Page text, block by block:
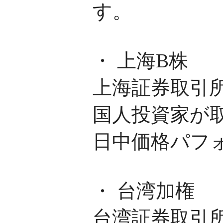
す。
・ 上海B株
上海証券取
国人投資家が
日中価格パフ
・ 台湾加権
台湾証券取引